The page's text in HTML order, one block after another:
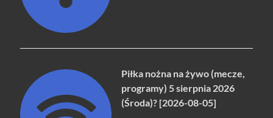
Piłka nożna na żywo (mecze,
programy) 5 sierpnia 2026
(Środa)? [2026-08-05]